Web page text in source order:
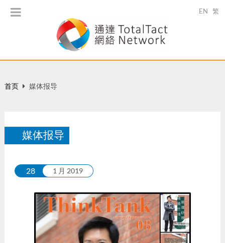
EN 繁
首页 媒体报导
媒体报导
28 1 月 2019